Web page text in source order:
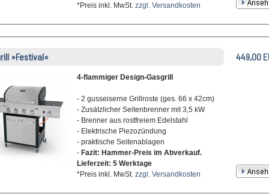
*Preis inkl. MwSt. zzgl. Versandkosten
»Festival« 449,00
4-flammiger Design-Gasgrill
- 2 gusseiserne Grillroste (ges. 66 x 42cm)
- Zusätzlicher Seitenbrenner mit 3,5 kW
- Brenner aus rostfreiem Edelstahl
- Elektrische Piezozündung
- praktische Seitenablagen
- Fazit: Hammer-Preis im Abverkauf.
Lieferzeit: 5 Werktage
*Preis inkl. MwSt. zzgl. Versandkosten